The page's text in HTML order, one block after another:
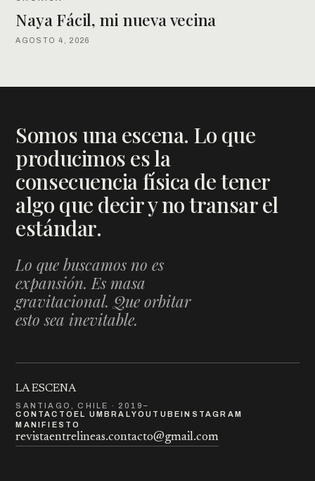
Naya Fácil, mi nueva vecina
AGOSTO 4, 2026
Somos una escena. Lo que
producimos es la
consecuencia física de tener
algo que decir y no transar el
estándar.
Lo que buscamos no es
expansión. Es masa
gravitacional. Que orbitar
esto sea inevitable.
LA ESCENA
SANTIAGO, CHILE · 2019–
CONTACTO EL UMBRALYOUTUBEINSTAGRAM
MANIFIESTO
revistaentrelineas.contacto@gmail.com